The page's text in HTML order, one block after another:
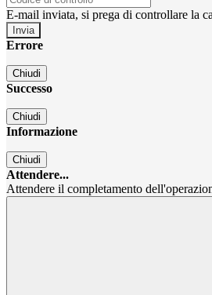
E-mail inviata, si prega di controllare la
Errore
Chiudi
Successo
Chiudi
Informazione
Chiudi
Attendere...
Attendere il completamento